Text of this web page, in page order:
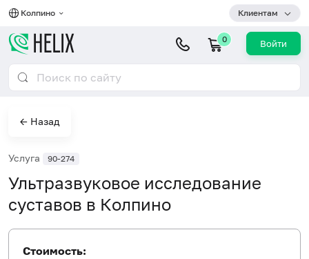
Колпино Клиентам
0 Войти
← Назад
Услуга 90-274
Ультразвуковое исследование
суставов в Колпино
Стоимость: